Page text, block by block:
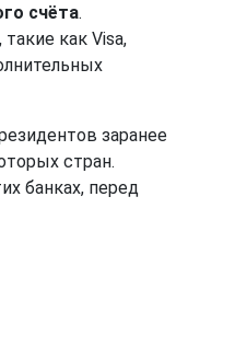
счёта.
как Visa,
заранее
стран.
банках, перед